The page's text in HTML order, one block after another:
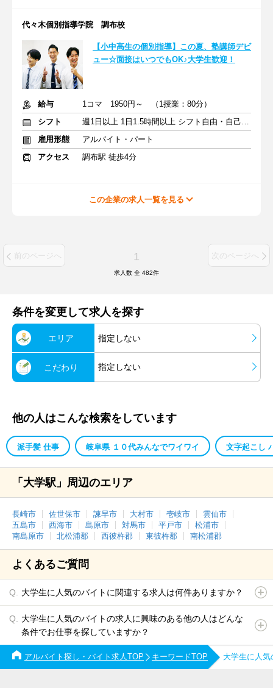
代々木個別指導学院 調布校
【小中高生の個別指導】この夏、塾講師デビ
ュー☆面接はいつでもOK♪大学生歓迎！
給与
1コマ 1950円～ （1授業：80分）
シフト
週1日以上 1日1.5時間以上 シフト自由・自己申告
雇用形態
アルバイト・パート
アクセス
調布駅 徒歩4分
この企業の求人一覧を見る
前のページへ 1 次のページへ
求人数 全 482件
条件を変更して求人を探す
エリア 指定しない
こだわり 指定しない
他の人はこんな検索をしています
派手髪 仕事 岐阜県 １０代みんなでワイワイ 文字起こし
「大学駅」周辺のエリア
長崎市 佐世保市 諫早市 大村市 壱岐市
雲仙市
五島市
西海市 島原市 対馬市 平戸市
松浦市
南島原市
北松浦郡 西彼杵郡 東彼杵郡 南松浦郡
よくあるご質問
大学生に人気のバイトに関連する求人は何件ありますか？
大学生に人気のバイトの求人に興味のある他の人はどんな
条件でお仕事を探していますか？
アルバイト探し・バイト求人TOP キーワードTOP 大学生に人